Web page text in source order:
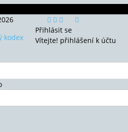
kodex
Přihlásit se
Vítejte! přihlášení k účtu